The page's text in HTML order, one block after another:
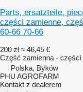
Parts, ersatzteile,
części zamienne,
60-66 70-66
200 zł ≈ 46,45 €
Część zamienna - części
Polska, Byków
PHU AGROFARM
Kontakt z dealerem